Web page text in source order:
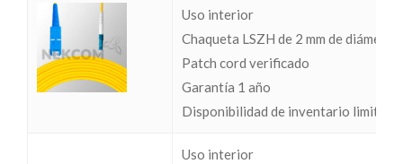
Uso interior
Chaqueta LSZH de 2 mm de diámetro
Patch cord verificado
Garantía 1 año
Disponibilidad de inventario limitada
Uso interior